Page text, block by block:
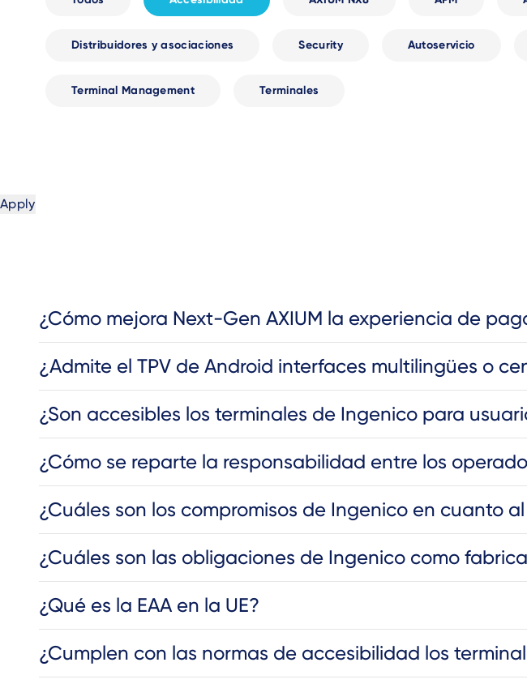
Distribuidores y asociaciones Security Autoservicio
Terminal Management Terminales
¿Cómo mejora Next-Gen AXIUM la experiencia de
¿Admite el TPV de Android interfaces multilingües o
¿Son accesibles los terminales de Ingenico para
¿Cómo se reparte la responsabilidad entre los
¿Cuáles son los compromisos de Ingenico en cuanto
¿Cuáles son las obligaciones de Ingenico como
¿Qué es la EAA en la UE?
¿Cumplen con las normas de accesibilidad los